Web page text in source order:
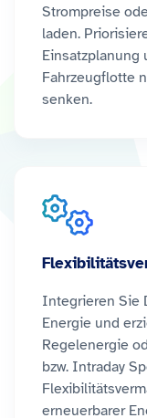
Strompreise
laden.
Einsatzplanung
Fahrzeugflotte
senken.
Integrieren Sie
Energie und
Regelenergie
bzw. Intraday
erneuerbarer